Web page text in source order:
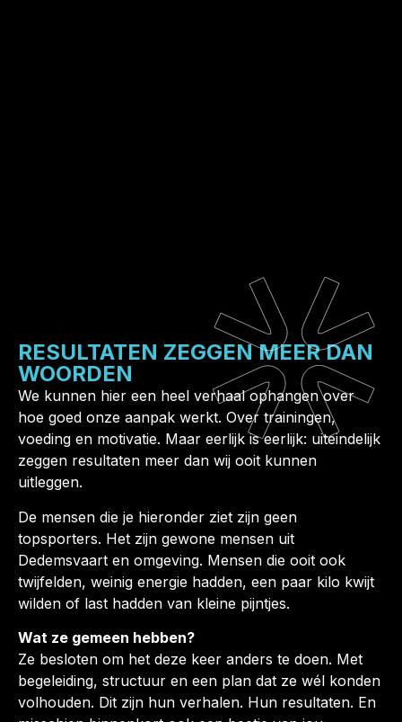
RESULTATEN ZEGGEN MEER DAN
WOORDEN
We kunnen hier een heel verhaal ophangen over
hoe goed onze aanpak werkt. Over trainingen,
voeding en motivatie. Maar eerlijk is eerlijk: uiteindelijk
zeggen resultaten meer dan wij ooit kunnen
uitleggen.
De mensen die je hieronder ziet zijn geen
topsporters. Het zijn gewone mensen uit
Dedemsvaart en omgeving. Mensen die ooit ook
twijfelden, weinig energie hadden, een paar kilo kwijt
wilden of last hadden van kleine pijntjes.
Wat ze gemeen hebben?
Ze besloten om het deze keer anders te doen. Met
begeleiding, structuur en een plan dat ze wél konden
volhouden. Dit zijn hun verhalen. Hun resultaten. En